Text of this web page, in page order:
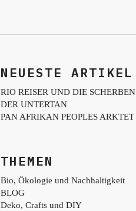
NEUESTE ARTIKEL
RIO REISER UND DIE SCHERBEN
DER UNTERTAN
PAN AFRIKAN PEOPLES ARKTET
THEMEN
Bio, Ökologie und Nachhaltigkeit
BLOG
Deko, Crafts und DIY